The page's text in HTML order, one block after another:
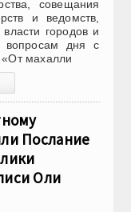
совещания
и ведомств,
власти городов и
вопросам дня с
махалли
Послание
Оли